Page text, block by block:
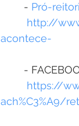
	-
Pró-
-
https://
ach%C3%A9/